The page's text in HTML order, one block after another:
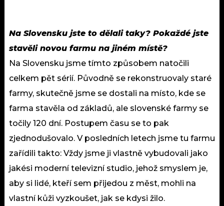
Na Slovensku jste to dělali taky? Pokaždé jste
stavěli novou farmu na jiném místě?
Na Slovensku jsme tímto způsobem natočili
celkem pět sérií. Původně se rekonstruovaly staré
farmy, skutečně jsme se dostali na místo, kde se
farma stavěla od základů, ale slovenské farmy se
točily 120 dní. Postupem času se to pak
zjednodušovalo. V posledních letech jsme tu farmu
zařídili takto: Vždy jsme ji vlastně vybudovali jako
jakési moderní televizní studio, jehož smyslem je,
aby si lidé, kteří sem přijedou z měst, mohli na
vlastní kůži vyzkoušet, jak se kdysi žilo.